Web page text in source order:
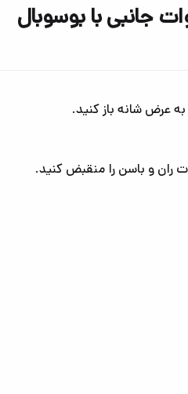
جانبی با بوسوبال
به عرض شانه باز کنید.
ران و باسن را منقبض کنید.